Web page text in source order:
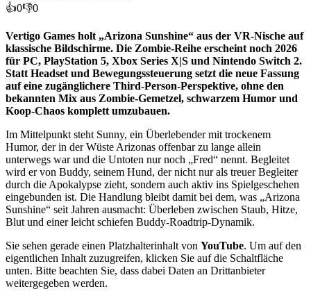
👍0👎0
Vertigo Games holt „Arizona Sunshine“ aus der VR-Nische auf
klassische Bildschirme. Die Zombie-Reihe erscheint noch 2026
für PC, PlayStation 5, Xbox Series X|S und Nintendo Switch 2.
Statt Headset und Bewegungssteuerung setzt die neue Fassung
auf eine zugänglichere Third-Person-Perspektive, ohne den
bekannten Mix aus Zombie-Gemetzel, schwarzem Humor und
Koop-Chaos komplett umzubauen.
Im Mittelpunkt steht Sunny, ein Überlebender mit trockenem
Humor, der in der Wüste Arizonas offenbar zu lange allein
unterwegs war und die Untoten nur noch „Fred“ nennt. Begleitet
wird er von Buddy, seinem Hund, der nicht nur als treuer Begleiter
durch die Apokalypse zieht, sondern auch aktiv ins Spielgeschehen
eingebunden ist. Die Handlung bleibt damit bei dem, was „Arizona
Sunshine“ seit Jahren ausmacht: Überleben zwischen Staub, Hitze,
Blut und einer leicht schiefen Buddy-Roadtrip-Dynamik.
Sie sehen gerade einen Platzhalterinhalt von YouTube. Um auf den
eigentlichen Inhalt zuzugreifen, klicken Sie auf die Schaltfläche
unten. Bitte beachten Sie, dass dabei Daten an Drittanbieter
weitergegeben werden.